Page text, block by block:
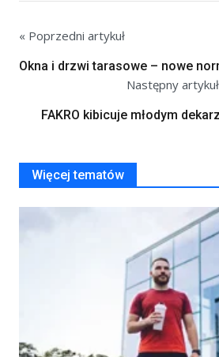
« Poprzedni artykuł
Okna i drzwi tarasowe – nowe
Następny
FAKRO kibicuje młodym
Więcej tematów